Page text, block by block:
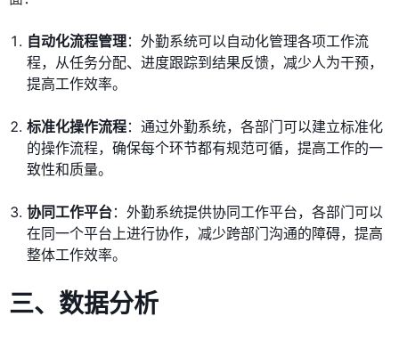
自动化流程管理：外勤系统可以自动化管理各项工作流
程，从任务分配、进度跟踪到结果反馈，减少人为干预，
提高工作效率。
标准化操作流程：通过外勤系统，各部门可以建立标准化
的操作流程，确保每个环节都有规范可循，提高工作的一
致性和质量。
协同工作平台：外勤系统提供协同工作平台，各部门可以
在同一个平台上进行协作，减少跨部门沟通的障碍，提高
整体工作效率。
三、数据分析